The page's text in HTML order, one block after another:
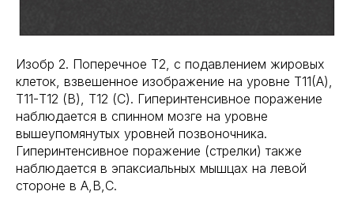
Изобр 2. Поперечное Т2, с подавлением жировых
клеток, взвешенное изображение на уровне Т11(А),
Т11-Т12 (В), Т12 (С). Гиперинтенсивное поражение
наблюдается в спинном мозге на уровне
вышеупомянутых уровней позвоночника.
Гиперинтенсивное поражение (стрелки) также
наблюдается в эпаксиальных мышцах на левой
стороне в А,В,С.